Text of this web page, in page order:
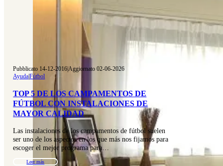
Pubblicato 14-12-2016|Aggiornato 02-06-2026
Ayuda|Fútbol
TOP 5 DE LOS CAMPAMENTOS DE
FÚTBOL CON INSTALACIONES DE
MAYOR CALIDAD
Las instalaciones de los campamentos de fútbol suelen
ser uno de los aspectos en los que más nos fijamos para
escoger el mejor programa para…
Leer más